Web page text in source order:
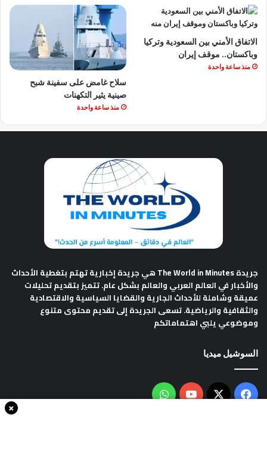
الاتفاق الأمني بين السعودية وتركيا
وباكستان.. موقف إيران
منذ ساعة واحدة
سلاح غامض على سفينة شبح
صينية يثير التكهنات
منذ ساعة واحدة
جريدة The World in Minutes
هي جريدة إخبارية تهتم بتغطية الأحداث
والأخبار في العالم العربي والعالم بشكل عام. تتميز بتقديم تحليلات
عميقة وشاملة للأحداث الجارية والقضايا السياسية والاقتصادية
والثقافية والرياضية. تسعى الجريدة إلى تقديم محتوى متنوع
وموضوعي يلبي اهتماماتكم
السوشيل ميديا
فيسبوك
‫X
‫YouTubeواتساب
×